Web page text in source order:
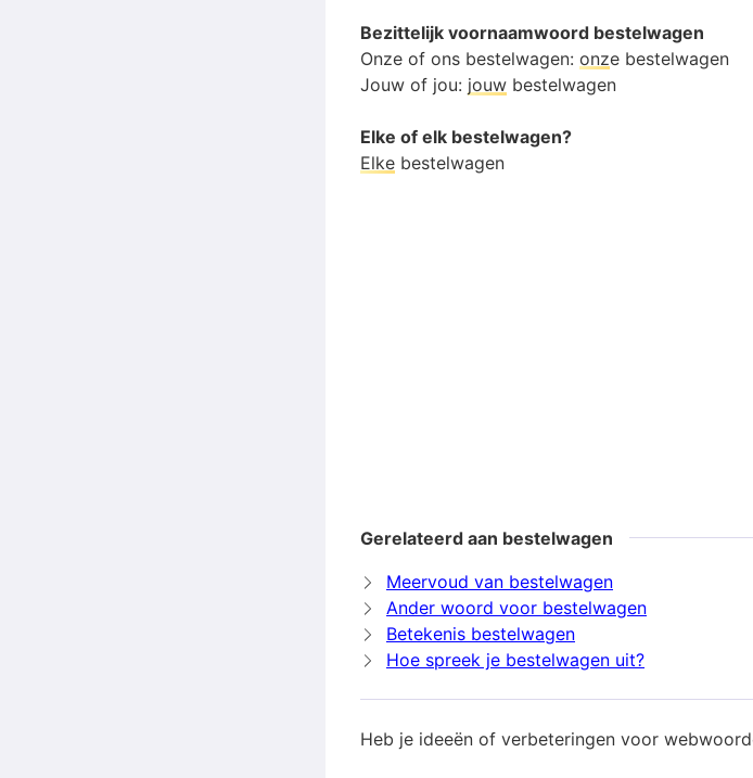
Bezittelijk voornaamwoord bestelwagen
Onze of ons bestelwagen: onze bestelwagen
Jouw of jou: jouw bestelwagen
Elke of elk bestelwagen?
Elke bestelwagen
Gerelateerd aan bestelwagen
Meervoud van bestelwagen
Ander woord voor bestelwagen
Betekenis bestelwagen
Hoe spreek je bestelwagen uit?
Heb je ideeën of verbeteringen voor